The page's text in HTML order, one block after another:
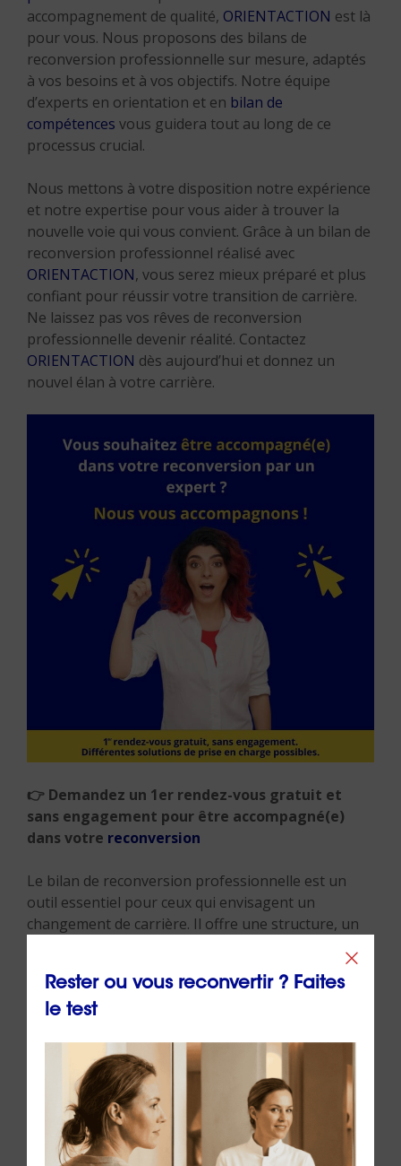
accompagnement de qualité, ORIENTACTION est là
pour vous. Nous proposons des bilans de
reconversion professionnelle sur mesure, adaptés
à vos besoins et à vos objectifs. Notre équipe
d’experts en orientation et en bilan de
compétences vous guidera tout au long de ce
processus crucial.
Nous mettons à votre disposition notre expérience
et notre expertise pour vous aider à trouver la
nouvelle voie qui vous convient. Grâce à un bilan de
reconversion professionnel réalisé avec
ORIENTACTION, vous serez mieux préparé et plus
confiant pour réussir votre transition de carrière.
Ne laissez pas vos rêves de reconversion
professionnelle devenir réalité. Contactez
ORIENTACTION dès aujourd’hui et donnez un
nouvel élan à votre carrière.
👉 Demandez un 1er rendez-vous gratuit et
sans engagement pour être accompagné(e)
dans votre reconversion
Le bilan de reconversion professionnelle est un
outil essentiel pour ceux qui envisagent un
changement de carrière. Il offre une structure, un
claire de votre avenir professionnel. En comprenant
ce qu’est un bilan de reconversion, pourquoi il est
essentiel, et quels sont ses avantages, vous serez
professionnelle.
N’hésitez pas à vous tourner vers des
professionnels de l’orientation et du bilan de
compétences pour vous accompagner dans cette
démarche importante. Et si vous recherchez un
Rester ou vous reconvertir ? Faites
le test